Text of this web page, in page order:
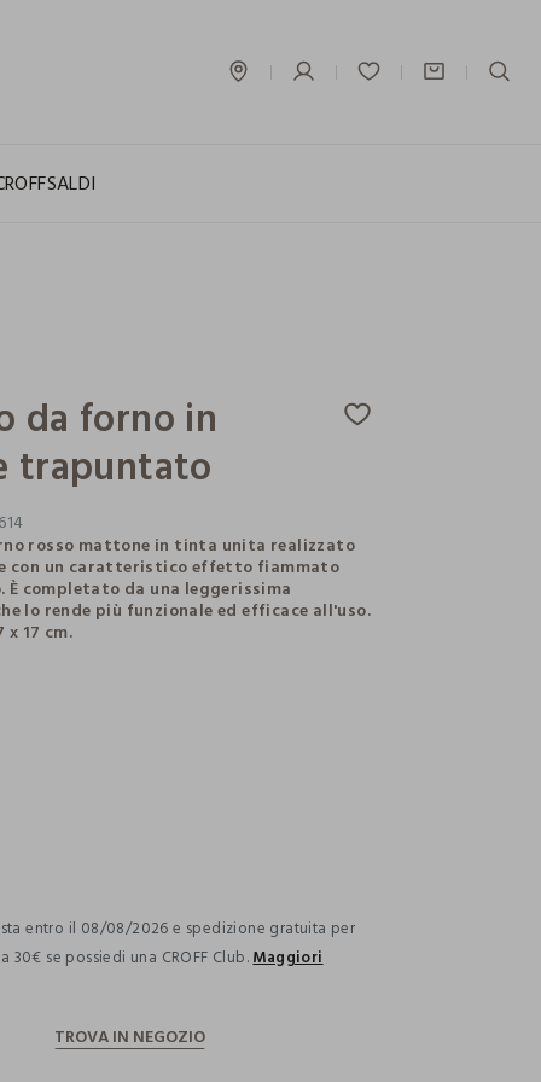
SALDI
da forno in
trapuntato
rosso mattone in tinta unita realizzato
con un caratteristico effetto fiammato
completato da una leggerissima
lo rende più funzionale ed efficace all'uso.
x 17 cm.
entro il 08/08/2026 e spedizione gratuita per
30€ se possiedi una CROFF Club.Maggiori